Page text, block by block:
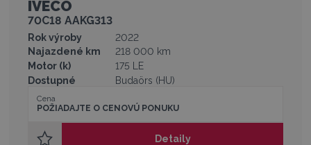
IVECO
70C18 AAKG313
Rok výroby
2022
Najazdené km
218 000 km
Motor (k)
175 LE
Dostupné
Budaörs (HU)
Cena
POŽIADAJTE O CENOVÚ PONUKU
Detaily